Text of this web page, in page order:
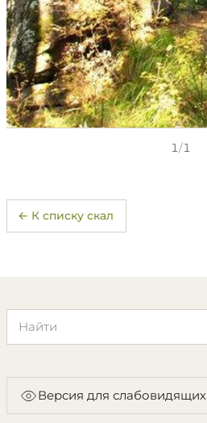
1/1
← К списку скал
Версия для слабовидящих